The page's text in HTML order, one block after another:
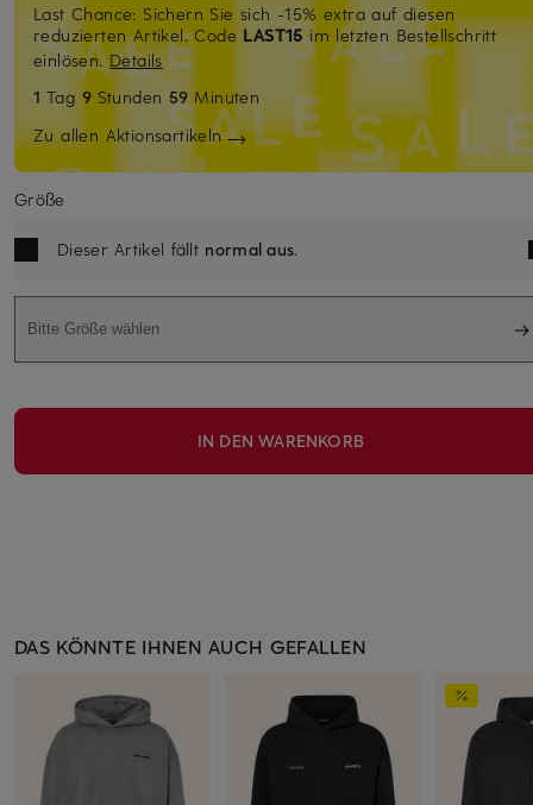
Last Chance: Sichern Sie sich -15% extra auf diesen
reduzierten Artikel. Code LAST15im letzten Bestellschritt
einlösen.Details
1 Tag 9 Stunden 59 Minuten
Zu allen Aktionsartikeln
Größe
Dieser Artikel fällt normal aus.
Bitte Größe wählen
IN DEN WARENKORB
DAS KÖNNTE IHNEN AUCH GEFALLEN